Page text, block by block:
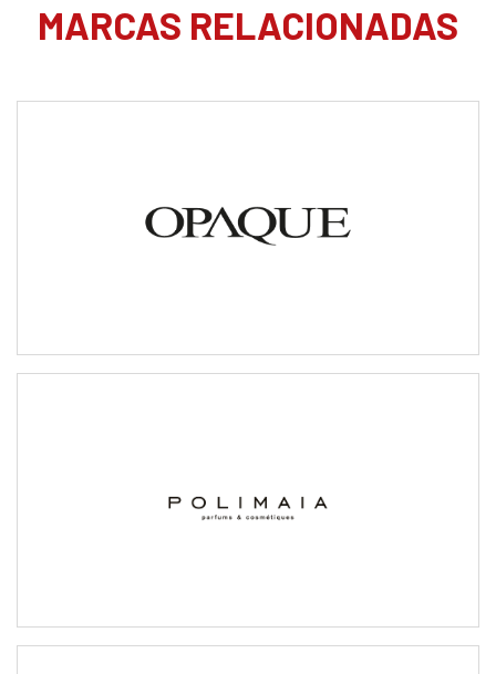
MARCAS RELACIONADAS